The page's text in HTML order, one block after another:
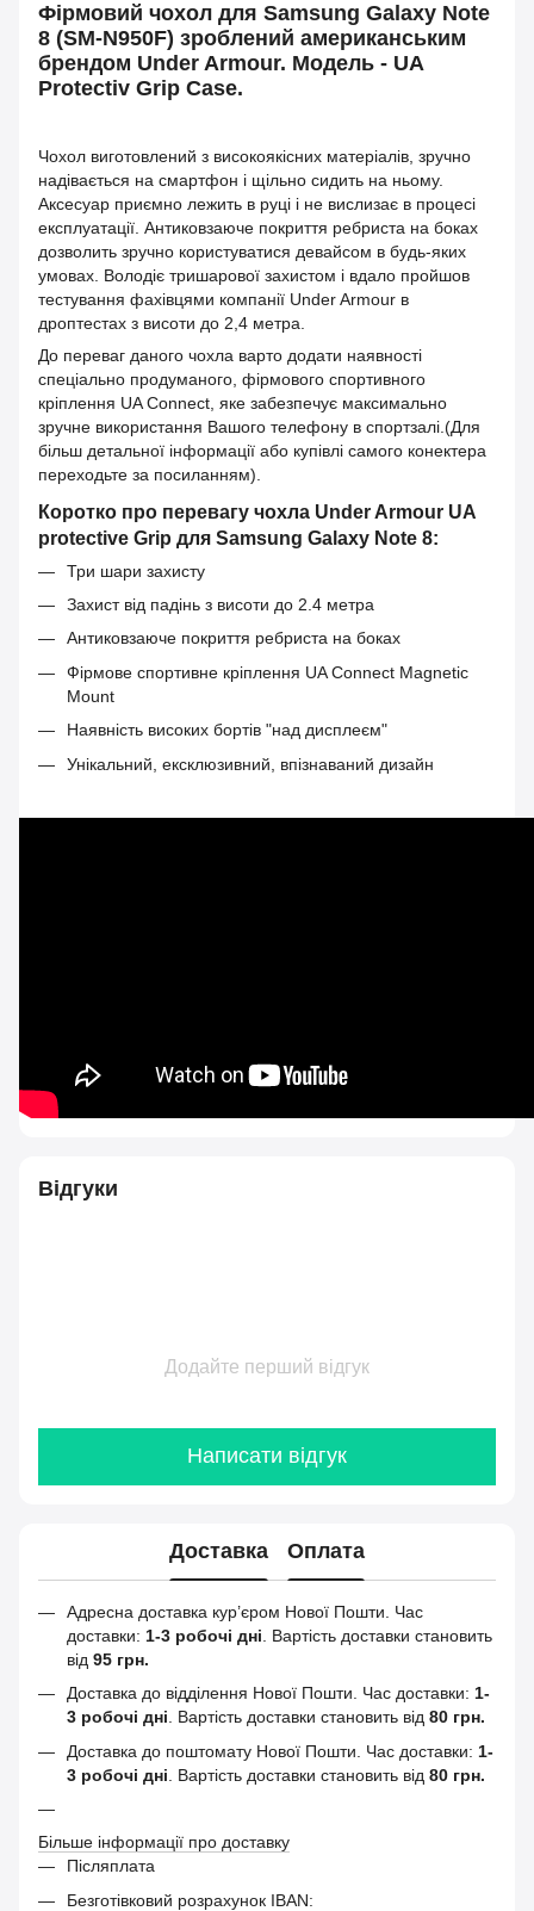
Фірмовий чохол для Samsung Galaxy Note
8 (SM-N950F) зроблений американським
брендом Under Armour. Модель - UA
Protectiv Grip Case.
Чохол виготовлений з високоякісних матеріалів, зручно
надівається на смартфон і щільно сидить на ньому.
Аксесуар приємно лежить в руці і не вислизає в процесі
експлуатації. Антиковзаюче покриття ребриста на боках
дозволить зручно користуватися девайсом в будь-яких
умовах. Володіє тришарової захистом і вдало пройшов
тестування фахівцями компанії Under Armour в
дроптестах з висоти до 2,4 метра.
До переваг даного чохла варто додати наявності
спеціально продуманого, фірмового спортивного
кріплення UA Connect, яке забезпечує максимально
зручне використання Вашого телефону в спортзалі.(Для
більш детальної інформації або купівлі самого конектера
переходьте за посиланням).
Коротко про перевагу чохла Under Armour UA
protective Grip для Samsung Galaxy Note 8:
Три шари захисту
Захист від падінь з висоти до 2.4 метра
Антиковзаюче покриття ребриста на боках
Фірмове спортивне кріплення UA Connect Magnetic
Mount
Наявність високих бортів "над дисплеєм"
Унікальний, ексклюзивний, впізнаваний дизайн
Відгуки
Додайте перший відгук
Написати відгук
Доставка Оплата
Адресна доставка кур’єром Нової Пошти.
Час
доставки: 1-3 робочі дні . Вартість доставки становить
від 95 грн.
Доставка до відділення Нової Пошти. Час доставки: 1-
3 робочі дні. Вартість доставки становить від 80 грн.
Доставка до поштомату Нової Пошти. Час доставки: 1-
3 робочі дні . Вартість доставки становить від 80 грн.
Більше інформації про доставку
Післяплата
Безготівковий розрахунок IBAN: